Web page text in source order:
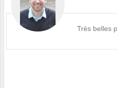
Très belles